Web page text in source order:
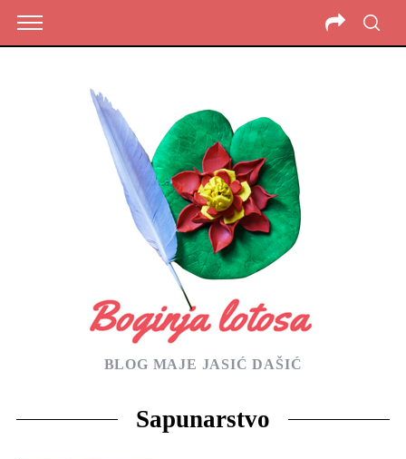
BLOG MAJE JASIĆ DAŠIĆ
Sapunarstvo